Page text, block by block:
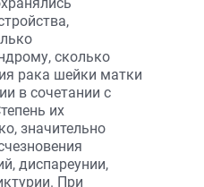
сколько
рака шейки матки
в сочетании с
их
значительно
диспареунии,
При